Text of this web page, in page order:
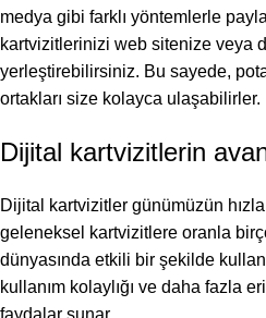
medya gibi farklı yöntemlerle
kartvizitlerinizi web sitenize veya
yerleştirebilirsiniz. Bu sayede,
ortakları size kolayca ulaşabilirler.
Dijital kartvizitlerin
Dijital kartvizitler günümüzün
geleneksel kartvizitlere oranla
dünyasında etkili bir şekilde
kullanım kolaylığı ve daha fazla
faydalar sunar.